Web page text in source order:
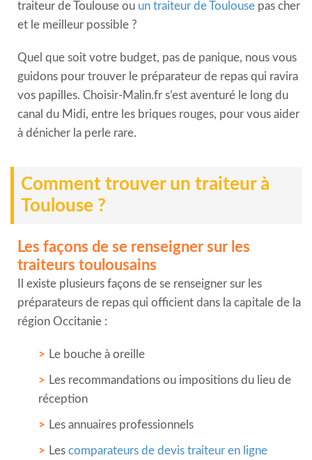
traiteur de Toulouse ou un traiteur de Toulouse pas cher
et le meilleur possible ?
Quel que soit votre budget, pas de panique, nous vous
guidons pour trouver le préparateur de repas qui ravira
vos papilles. Choisir-Malin.fr s’est aventuré le long du
canal du Midi, entre les briques rouges, pour vous aider
à dénicher la perle rare.
Comment trouver un traiteur à
Toulouse ?
Les façons de se renseigner sur les
traiteurs toulousains
Il existe plusieurs façons de se renseigner sur les
préparateurs de repas qui officient dans la capitale de la
région Occitanie :
Le bouche à oreille
Les recommandations ou impositions du lieu de
réception
Les annuaires professionnels
Les comparateurs de devis traiteur en ligne